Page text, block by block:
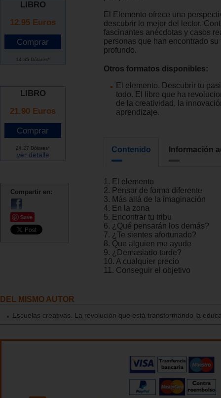
LIBRO
12.95 Euros
14.35 Dólares*
LIBRO
21.90 Euros
24.27 Dólares*
ver detalle
Compartir en:
Save
El Elemento ofrece una
descubrir lo mejor del lector.
fascinantes anécdotas y casos
personas que han encontrado su
profundo.
Otros formatos disponibles:
El elemento. Descubrir tu
todo. El libro que ha
de la creatividad, la
aprendizaje.
Contenido Información
1. El elemento
2. Pensar de forma diferente
3. Más allá de la imaginación
4. En la zona
5. Encontrar tu tribu
6. ¿Qué pensarán los demás?
7. ¿Te sientes afortunado?
8. Que alguien me ayude
9. ¿Demasiado tarde?
10. A cualquier precio
11. Conseguir el objetivo
DEL MISMO AUTOR
Escuelas creativas. La revolución que está transformando la